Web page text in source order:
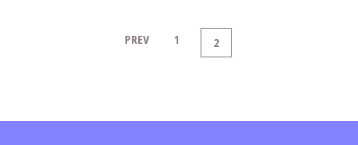
PREV 1 2